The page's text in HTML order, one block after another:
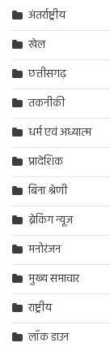
अंतर्राष्ट्रीय
खेल
छत्तीसगढ़
तकनीकी
धर्म एवं अध्यात्म
प्रादेशिक
बिना श्रेणी
ब्रेकिंग न्यूज़
मनोरंजन
मुख्य समाचार
राष्ट्रीय
लॉक डाउन